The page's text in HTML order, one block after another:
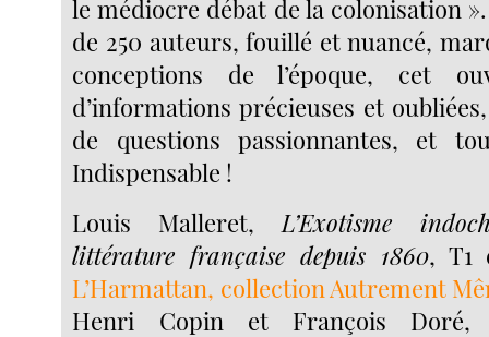
le médiocre débat de la colonisation
de 250 auteurs, fouillé et nuancé,
conceptions de l’époque, cet
d’informations précieuses et
de questions passionnantes, et
Indispensable !
Louis Malleret, L’Exotisme
littérature française depuis 1860, T1
L’Harmattan, collection Autrement
Henri Copin et François Doré,